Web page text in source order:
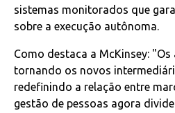
sistemas monitorados que
sobre a execução autônoma.
Como destaca a McKinsey:
tornando os novos
redefinindo a relação entre
gestão de pessoas agora